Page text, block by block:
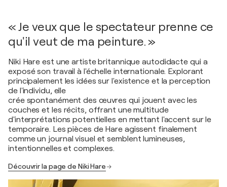
« Je veux que le spectateur prenne ce
qu'il veut de ma peinture. »
Niki Hare est une artiste britannique autodidacte qui a
exposé son travail à l'échelle internationale. Explorant
principalement les idées sur l'existence et la perception
de l'individu, elle
crée spontanément des œuvres qui jouent avec les
couches et les récits, offrant une multitude
d'interprétations potentielles en mettant l'accent sur le
temporaire. Les pièces de Hare agissent finalement
comme un journal visuel et semblent lumineuses,
intentionnelles et complexes.
Découvrir la page de Niki Hare